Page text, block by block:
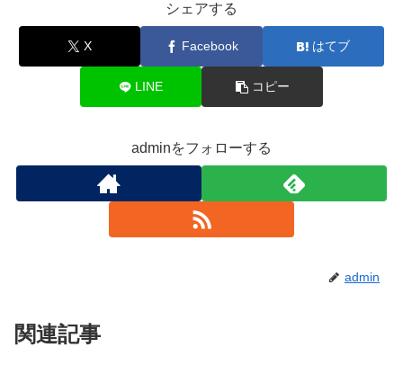
シェアする
X Facebook はてブ
LINE コピー
adminをフォローする
admin
関連記事